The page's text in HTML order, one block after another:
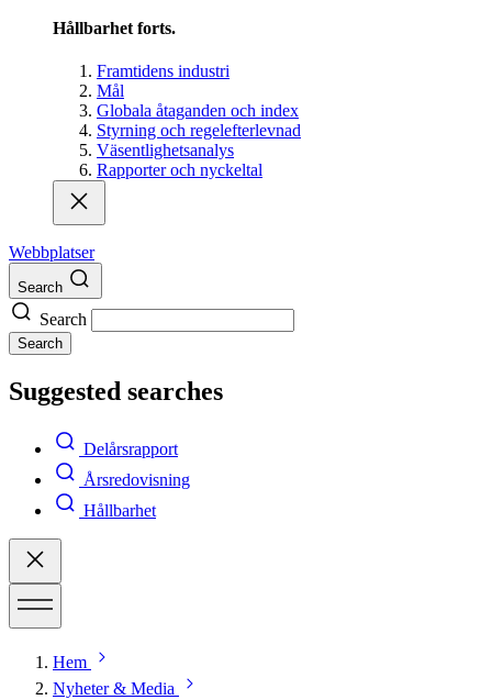
Hållbarhet forts.
Framtidens industri
Mål
Globala åtaganden och index
Styrning och regelefterlevnad
Väsentlighetsanalys
Rapporter och nyckeltal
Webbplatser
Search
Search
Search
Suggested searches
Delårsrapport
Årsredovisning
Hållbarhet
Hem
Nyheter & Media